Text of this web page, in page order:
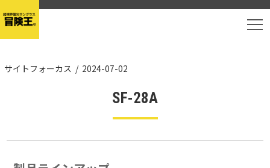
サイトフォーカス / 2024-07-02
SF-28A